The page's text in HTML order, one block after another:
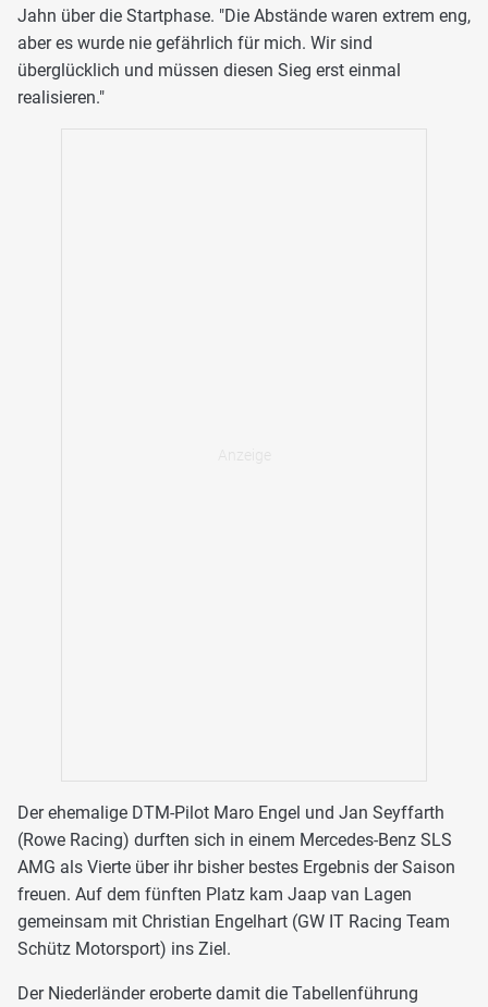
Jahn über die Startphase. "Die Abstände waren extrem eng,
aber es wurde nie gefährlich für mich. Wir sind
überglücklich und müssen diesen Sieg erst einmal
realisieren."
Der ehemalige DTM-Pilot Maro Engel und Jan Seyffarth
(Rowe Racing) durften sich in einem Mercedes-Benz SLS
AMG als Vierte über ihr bisher bestes Ergebnis der Saison
freuen. Auf dem fünften Platz kam Jaap van Lagen
gemeinsam mit Christian Engelhart (GW IT Racing Team
Schütz Motorsport) ins Ziel.
Der Niederländer eroberte damit die Tabellenführung